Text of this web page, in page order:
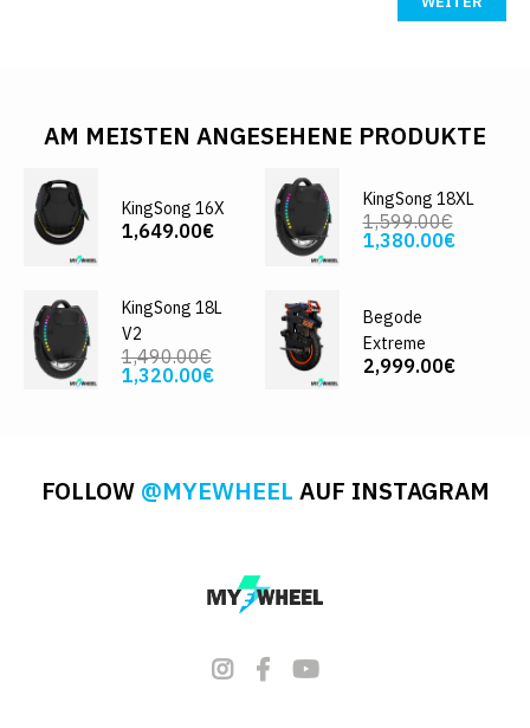
AM MEISTEN ANGESEHENE PRODUKTE
KingSong 16X
1,649.00€
KingSong 18XL
1,599.00€
1,380.00€
KingSong 18L
V2
1,490.00€
1,320.00€
Begode
Extreme
2,999.00€
FOLLOW @MYEWHEEL AUF INSTAGRAM